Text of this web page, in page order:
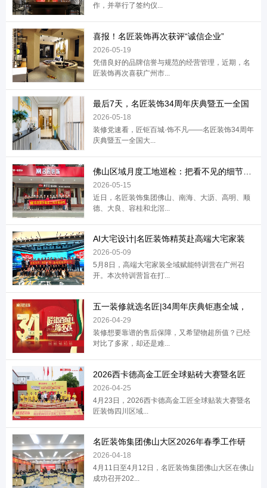
作，并举行了签约仪...
喜报！名匠装饰再次获评“诚信企业”
2026-05-19
凭借良好的品牌信誉与规范的经营管理，近期，名
匠装饰再次喜获广州市...
最后7天，名匠装饰34周年庆典暨五一全国
2026-05-18
装修党速看，匠钜百城·饰不凡——名匠装饰34周年
庆典暨五一全国大...
2026-05-15
近日，名匠装饰集团佛山、南海、大沥、高明、顺
德、大良、容桂和北滘...
AI大宅设计|名匠装饰精英赴高端大宅家装
2026-05-09
5月8日，高端大宅家装全域赋能特训营在广州召
开。本次特训营旨在打...
五一装修就选名匠|34周年庆典钜惠全城，
2026-04-29
装修想要靠谱的售后保障，又希望物超所值？已经
对比了多家，却还是难...
2026西卡德高金工匠全球贴砖大赛暨名匠
2026-04-25
4月23日，2026西卡德高金工匠全球贴装大赛暨名
匠装饰四川区域...
名匠装饰集团佛山大区2026年春季工作研
2026-04-18
4月11日至4月12日，名匠装饰集团佛山大区在佛山
成功召开202...